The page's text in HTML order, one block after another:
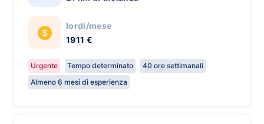
lordi/mese
1911 €
Urgente Tempo determinato
40 ore settimanali
Almeno 6 mesi di esperienza